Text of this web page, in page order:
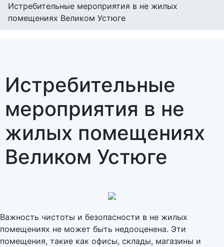
Истребительные мероприятия в не жилых
помещениях Великом Устюге
Истребительные
мероприятия в не
жилых помещениях
Великом Устюге
Важность чистоты и безопасности в не жилых
помещениях не может быть недооценена. Эти
помещения, такие как офисы, склады, магазины и